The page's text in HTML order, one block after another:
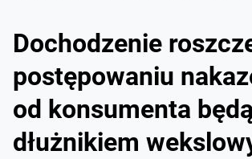
Dochodzenie
postępowaniu
od konsumenta
dłużnikiem